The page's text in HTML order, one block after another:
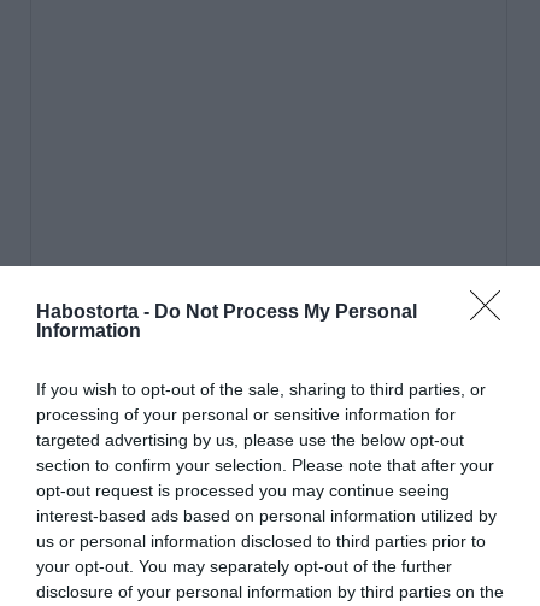
Habostorta - Do Not Process My Personal
Information
If you wish to opt-out of the sale, sharing to third parties, or
processing of your personal or sensitive information for
targeted advertising by us, please use the below opt-out
section to confirm your selection. Please note that after your
opt-out request is processed you may continue seeing
interest-based ads based on personal information utilized by
us or personal information disclosed to third parties prior to
your opt-out. You may separately opt-out of the further
disclosure of your personal information by third parties on the